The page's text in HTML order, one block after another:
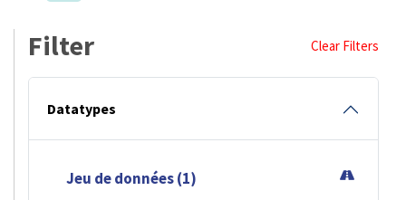
Filter Clear Filters
Datatypes
Jeu de données (1)